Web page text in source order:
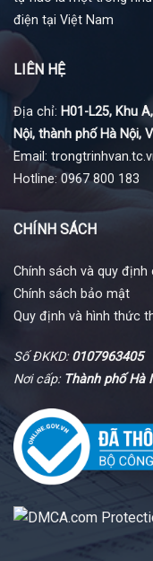
điện tại Việt Nam
LIÊN HỆ
Địa chỉ: H01-L25, Khu
Nội, thành phố Hà Nội,
Email:
Hotline: 0967 800 183
CHÍNH SÁCH
Chính sách và quy định
Chính sách bảo mật
Quy định và hình thức
Số ĐKKD:0107963405
Nơi cấp: Thành phố Hà